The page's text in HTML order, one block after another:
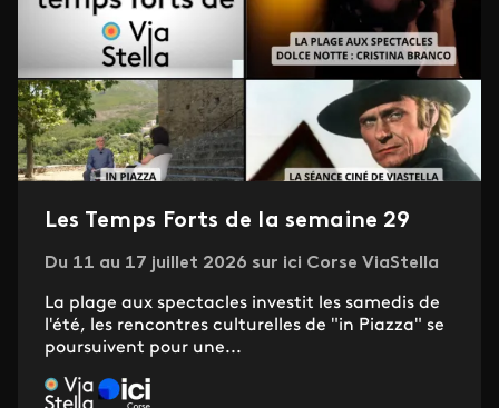
Les Temps Forts de la semaine 29
Du 11 au 17 juillet 2026 sur ici Corse ViaStella
La plage aux spectacles investit les samedis de
l'été, les rencontres culturelles de "in Piazza" se
poursuivent pour une...